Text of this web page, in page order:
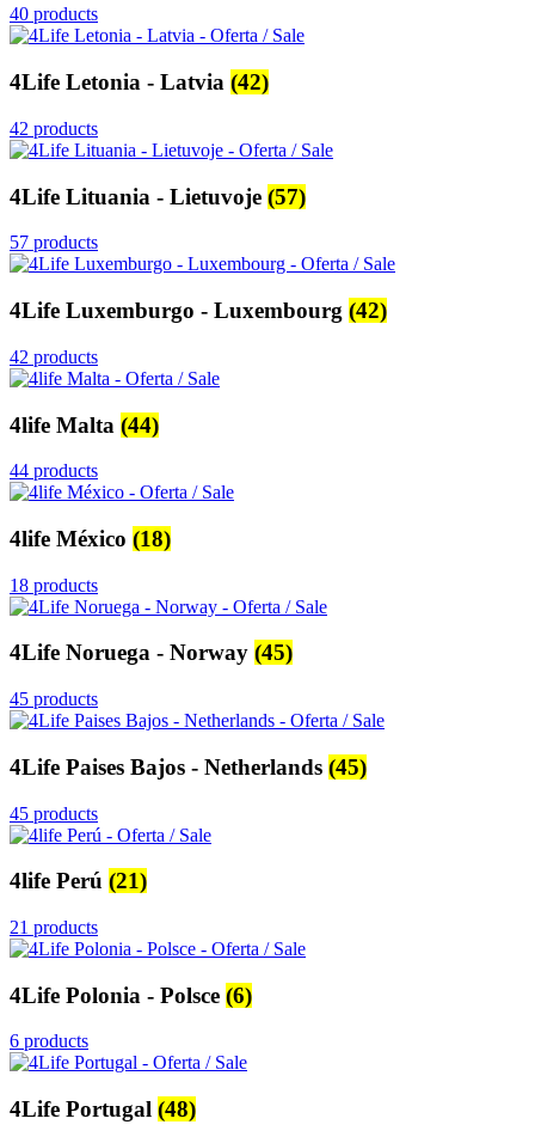
40 products
4Life Letonia - Latvia (42)
42 products
4Life Lituania - Lietuvoje (57)
57 products
4Life Luxemburgo - Luxembourg (42)
42 products
4life Malta (44)
44 products
4life México (18)
18 products
4Life Noruega - Norway (45)
45 products
4Life Paises Bajos - Netherlands (45)
45 products
4life Perú (21)
21 products
4Life Polonia - Polsce (6)
6 products
4Life Portugal (48)